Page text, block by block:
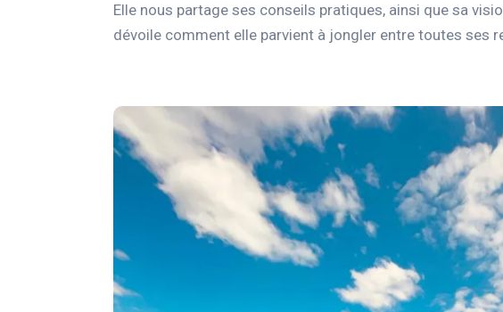
Elle nous partage ses conseils pratiques, ainsi que sa
dévoile comment elle parvient à jongler entre toutes ses